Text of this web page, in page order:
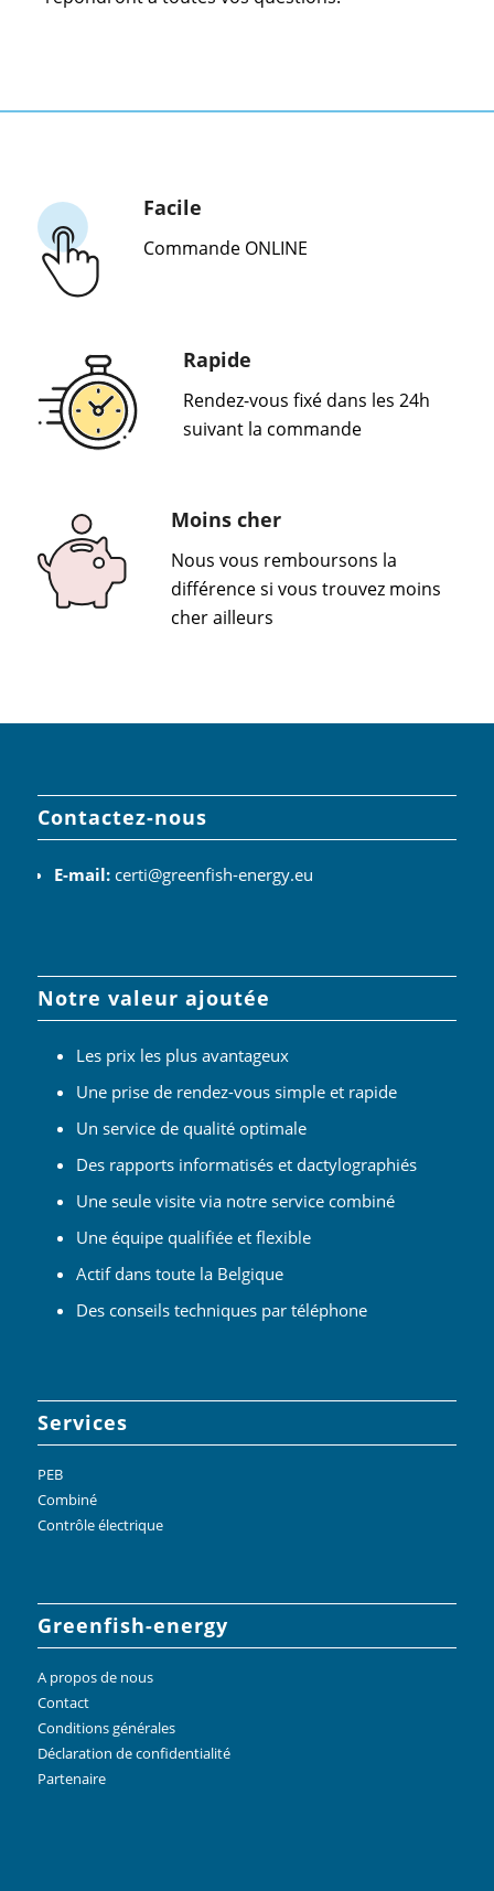
Facile
Commande ONLINE
Rapide
Rendez-vous fixé dans les 24h
suivant la commande
Moins cher
Nous vous remboursons la
différence si vous trouvez moins
cher ailleurs
Contactez-nous
E-mail: certi@greenfish-energy.eu
Notre valeur ajoutée
Les prix les plus avantageux
Une prise de rendez-vous simple et rapide
Un service de qualité optimale
Des rapports informatisés et dactylographiés
Une seule visite via notre service combiné
Une équipe qualifiée et flexible
Actif dans toute la Belgique
Des conseils techniques par téléphone
Services
PEB
Combiné
Contrôle électrique
Greenfish-energy
A propos de nous
Contact
Conditions générales
Déclaration de confidentialité
Partenaire